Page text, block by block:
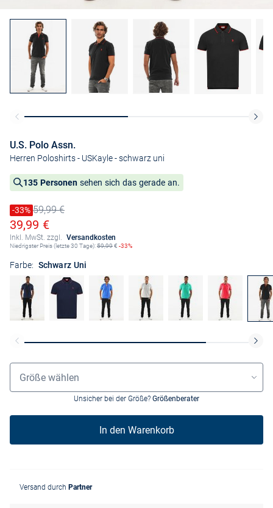
U.S. Polo Assn.
Herren Poloshirts - USKayle- schwarz uni
135 Personen sehen sich das gerade an.
Preis reduziert um
-33%
Alter Preis59,99 €
Ermäßigter Preis
39,99 €
Inkl. MwSt. zzgl. Versandkosten
Niedrigster Preis (letzte 30 Tage):59,99€ -33%
Farbe: Schwarz Uni
Größenauswahl
Größe wählen
Unsicher bei der Größe? Größenberater
In den Warenkorb
Versand durch Partner